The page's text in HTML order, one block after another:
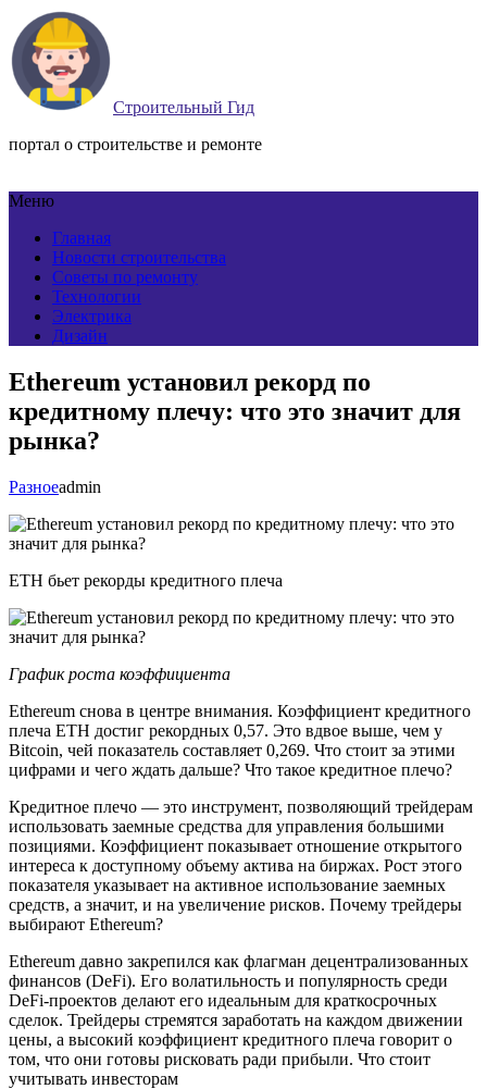
Строительный Гид
портал о строительстве и ремонте
Меню
Главная
Новости строительства
Советы по ремонту
Технологии
Электрика
Дизайн
Ethereum установил рекорд по
кредитному плечу: что это значит для
рынка?
Разноеadmin
ETH бьет рекорды кредитного плеча
График роста коэффициента
Ethereum снова в центре внимания. Коэффициент кредитного
плеча ETH достиг рекордных 0,57. Это вдвое выше, чем у
Bitcoin, чей показатель составляет 0,269. Что стоит за этими
цифрами и чего ждать дальше? Что такое кредитное плечо?
Кредитное плечо — это инструмент, позволяющий трейдерам
использовать заемные средства для управления большими
позициями. Коэффициент показывает отношение открытого
интереса к доступному объему актива на биржах. Рост этого
показателя указывает на активное использование заемных
средств, а значит, и на увеличение рисков. Почему трейдеры
выбирают Ethereum?
Ethereum давно закрепился как флагман децентрализованных
финансов (DeFi). Его волатильность и популярность среди
DeFi-проектов делают его идеальным для краткосрочных
сделок. Трейдеры стремятся заработать на каждом движении
цены, а высокий коэффициент кредитного плеча говорит о
том, что они готовы рисковать ради прибыли. Что стоит
учитывать инвесторам